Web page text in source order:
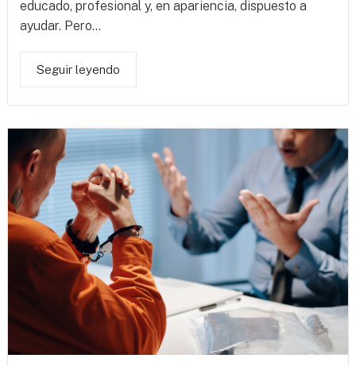
educado, profesional y, en apariencia, dispuesto a
ayudar. Pero...
Seguir leyendo